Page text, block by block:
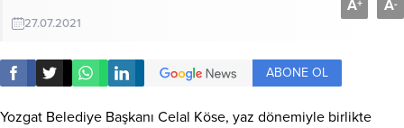
27.07.2021
A+ A-
ABONE OL
Yozgat Belediye Başkanı Celal Köse, yaz dönemiyle birlikte